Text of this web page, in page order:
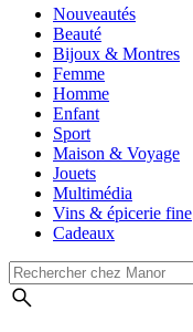
Nouveautés
Beauté
Bijoux & Montres
Femme
Homme
Enfant
Sport
Maison & Voyage
Jouets
Multimédia
Vins & épicerie fine
Cadeaux